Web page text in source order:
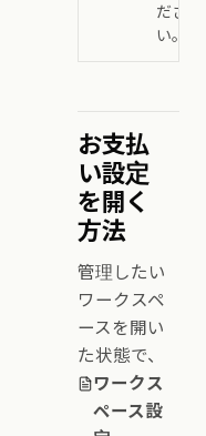
ださ
い。
お支払
い設定
を開く
方法
管理したい
ワークスペ
ースを開い
た状態で、
ワークス
ペース設